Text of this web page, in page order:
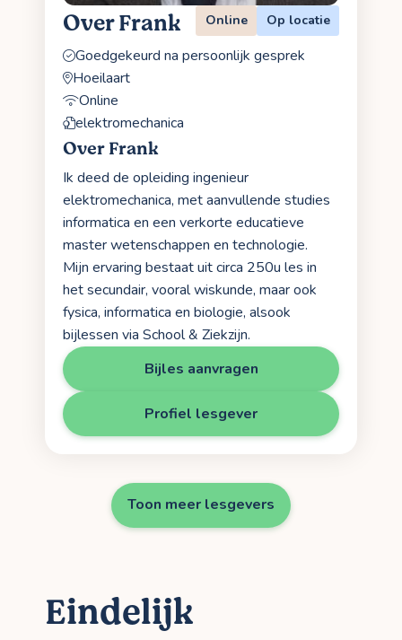
Over Frank Online Op locatie
Goedgekeurd na persoonlijk gesprek
Hoeilaart
Online
elektromechanica
Over Frank
Ik deed de opleiding ingenieur
elektromechanica, met aanvullende studies
informatica en een verkorte educatieve
master wetenschappen en technologie.
Mijn ervaring bestaat uit circa 250u les in
het secundair, vooral wiskunde, maar ook
fysica, informatica en biologie, alsook
bijlessen via School & Ziekzijn.
Bijles aanvragen
Profiel lesgever
Toon meer lesgevers
Eindelijk